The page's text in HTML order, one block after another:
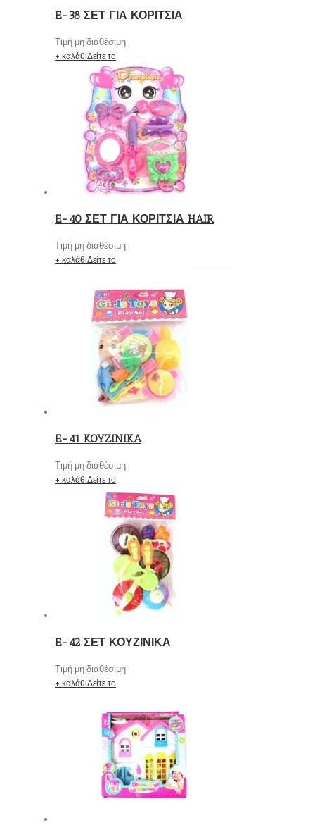
E-38 ΣΕΤ ΓΙΑ ΚΟΡΙΤΣΙΑ
Τιμή μη διαθέσιμη
+ καλάθιΔείτε το
E-40 ΣΕΤ ΓΙΑ ΚΟΡΙΤΣΙΑ HAIR
Τιμή μη διαθέσιμη
+ καλάθιΔείτε το
E-41 KOYZINIKA
Τιμή μη διαθέσιμη
+ καλάθιΔείτε το
E-42 ΣΕΤ ΚΟΥΖΙΝΙΚΑ
Τιμή μη διαθέσιμη
+ καλάθιΔείτε το